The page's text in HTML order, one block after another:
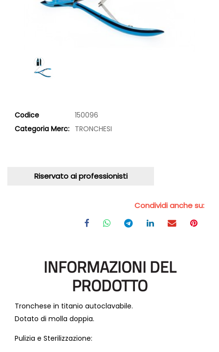
Codice
150096
Categoria Merc: TRONCHESI
Riservato ai professionisti
Condividi anche su:
INFORMAZIONI DEL
PRODOTTO
Tronchese in titanio autoclavabile.
Dotato di molla doppia.
Pulizia e Sterilizzazione: